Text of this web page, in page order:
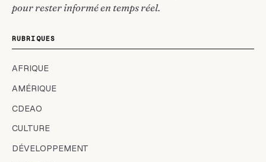
pour rester informé en temps réel.
RUBRIQUES
AFRIQUE
AMÉRIQUE
CDEAO
CULTURE
DÉVELOPPEMENT